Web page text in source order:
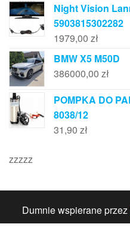
Night Vision
5903815302282
1979,00 zł
BMW X5 M50D
386000,00 zł
POMPKA DO
8038/12
31,90 zł
zzzzz
Dumnie wspierane przez